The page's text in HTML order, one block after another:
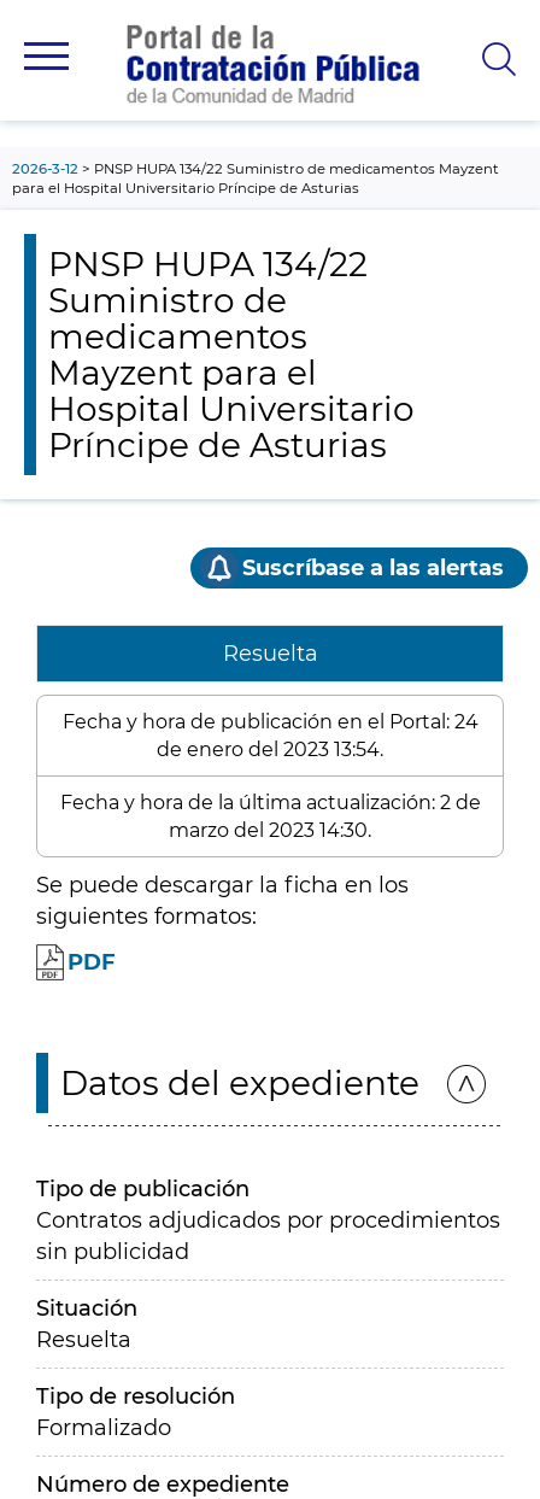
principal
2026-3-12
PNSP HUPA 134/22 Suministro de medicamentos Mayzent
para el Hospital Universitario Príncipe de Asturias
PNSP HUPA 134/22
Suministro de
medicamentos
Mayzent para el
Hospital Universitario
Príncipe de Asturias
Suscríbase a las alertas
Resuelta
Fecha y hora de publicación en el Portal: 24
de enero del 2023 13:54.
Fecha y hora de la última actualización: 2 de
marzo del 2023 14:30.
Se puede descargar la ficha en los
siguientes formatos:
PDF
Datos del expediente
Tipo de publicación
Contratos adjudicados por procedimientos
sin publicidad
Situación
Resuelta
Tipo de resolución
Formalizado
Número de expediente